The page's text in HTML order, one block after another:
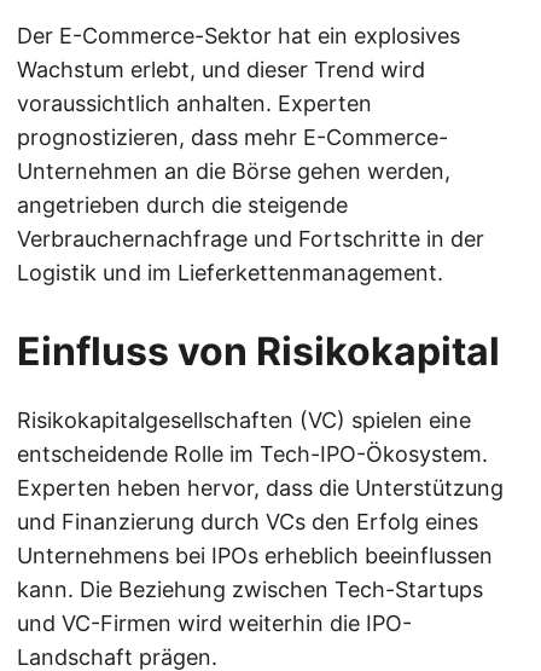
Der E-Commerce-Sektor hat ein explosives
Wachstum erlebt, und dieser Trend wird
voraussichtlich anhalten. Experten
prognostizieren, dass mehr E-Commerce-
Unternehmen an die Börse gehen werden,
angetrieben durch die steigende
Verbrauchernachfrage und Fortschritte in der
Logistik und im Lieferkettenmanagement.
Einfluss von Risikokapital
Risikokapitalgesellschaften (VC) spielen eine
entscheidende Rolle im Tech-IPO-Ökosystem.
Experten heben hervor, dass die Unterstützung
und Finanzierung durch VCs den Erfolg eines
Unternehmens bei IPOs erheblich beeinflussen
kann. Die Beziehung zwischen Tech-Startups
und VC-Firmen wird weiterhin die IPO-
Landschaft prägen.